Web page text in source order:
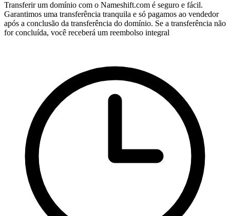
Transferir um domínio com o Nameshift.com é seguro e fácil.
Garantimos uma transferência tranquila e só pagamos ao vendedor
após a conclusão da transferência do domínio. Se a transferência não
for concluída, você receberá um reembolso integral